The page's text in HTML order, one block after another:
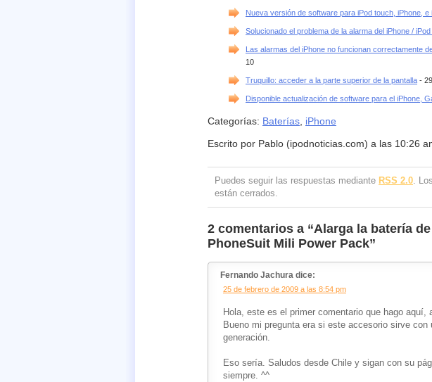
Nueva versión de software para iPod touch, iPhone, e
Solucionado el problema de la alarma del iPhone /
Las alarmas del iPhone no funcionan correctamente
10
Truquillo: acceder a la parte superior de la pantalla -
Disponible actualización de software para el iPhone,
Categorías: Baterías iPhone
Escrito por Pablo (ipodnoticias.com) a las 10:26
Puedes seguir las respuestas mediante RSS 2.0.
están cerrados.
2 comentarios a “Alarga la batería
PhoneSuit Mili Power Pack”
Fernando Jachura dice:
25 de febrero de 2009 a las 8:54 pm
Hola, este es el primer comentario que hago aquí,
Bueno mi pregunta era si este accesorio sirve con
generación.
Eso sería. Saludos desde Chile y sigan con su
siempre. ^^